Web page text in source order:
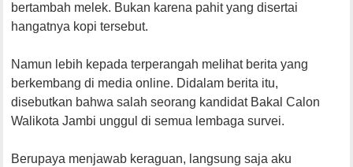
bertambah melek. Bukan karena pahit yang disertai
hangatnya kopi tersebut.
Namun lebih kepada terperangah melihat berita yang
berkembang di media online. Didalam berita itu,
disebutkan bahwa salah seorang kandidat Bakal Calon
Walikota Jambi unggul di semua lembaga survei.
Berupaya menjawab keraguan, langsung saja aku